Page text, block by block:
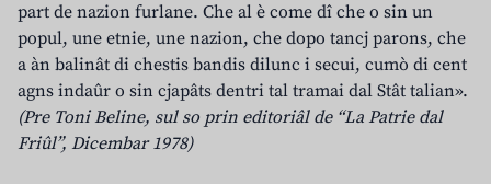
part de nazion furlane. Che al è come dî che o sin un
popul, une etnie, une nazion, che dopo tancj parons, che
a àn balinât di chestis bandis dilunc i secui, cumò di cent
agns indaûr o sin cjapâts dentri tal tramai dal Stât talian».
(Pre Toni Beline, sul so prin editoriâl de “La Patrie dal
Friûl”, Dicembar 1978)